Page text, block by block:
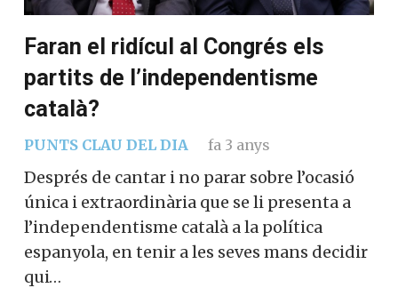
partits de l’independentisme
català?
Després de cantar i no parar sobre l’ocasió
única i extraordinària que se li presenta a
l’independentisme català a la política
espanyola, en tenir a les seves mans
decidir qui…